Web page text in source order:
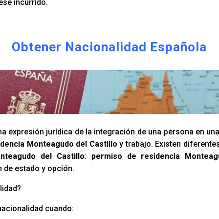
incurrido.
Obtener Nacionalidad Española
expresión jurídica de la integración de una persona en
Monteagudo del Castillo y trabajo. Existen
del Castillo: permiso de residencia
estado y opción.
cuando: